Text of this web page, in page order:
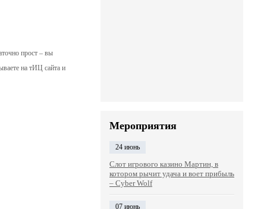
прост – вы
на тИЦ сайта и
Мероприятия
24 июнь
Слот игрового казино Мартин, в
котором рычит удача и воет прибыль
– Cyber Wolf
07 июнь